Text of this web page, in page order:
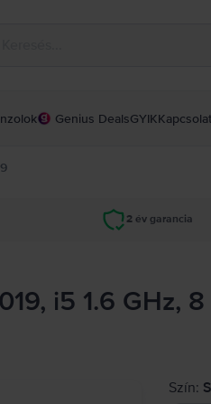
Genius DealsGYIKKapcsolat
2 év garancia
i5 1.6 GHz,
Szín: